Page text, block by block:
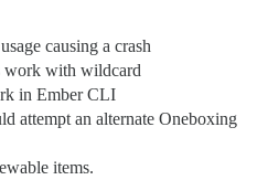
causing a crash
work with wildcard
in Ember CLI
attempt an alternate Oneboxing
items.